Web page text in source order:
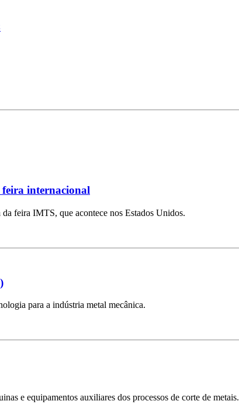
feira internacional
feira IMTS, que acontece nos Estados Unidos.
para a indústria metal mecânica.
e equipamentos auxiliares dos processos de corte de metais.